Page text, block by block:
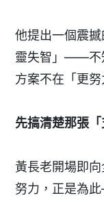
他提出一個震
靈失智」——不
方案不在「更
先搞清楚那張
黃長老開場即
努力，正是為